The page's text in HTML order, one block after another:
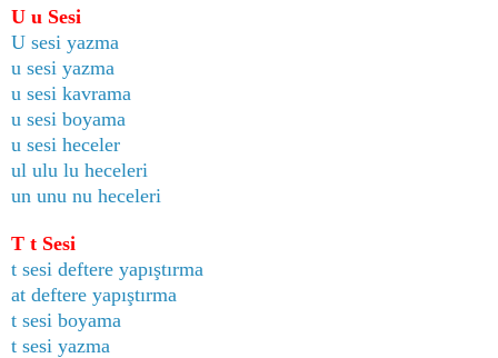
U u Sesi
U sesi yazma
u sesi yazma
u sesi kavrama
u sesi boyama
u sesi heceler
ul ulu lu heceleri
un unu nu heceleri
T t Sesi
t sesi deftere yapıştırma
at deftere yapıştırma
t sesi boyama
t sesi yazma